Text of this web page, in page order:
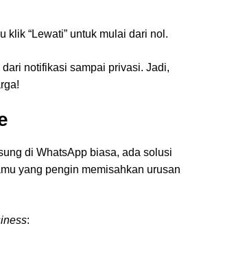
klik “Lewati” untuk mulai dari nol.
notifikasi sampai privasi. Jadi,
di WhatsApp biasa, ada solusi
yang pengin memisahkan urusan
: